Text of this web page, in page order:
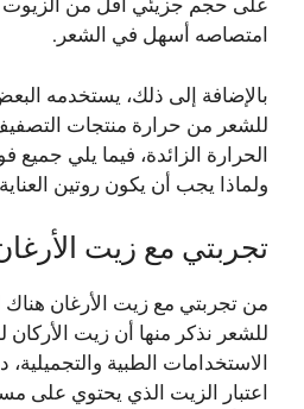
على حجم جزيئي أقل من الزيوت
امتصاصه أسهل في الشعر.
بالإضافة إلى ذلك، يستخدمه
للشعر من حرارة منتجات
الحرارة الزائدة، فيما يلي جميع
ولماذا يجب أن يكون روتين
تجربتي مع زيت
من تجربتي مع زيت الأرغان هناك
للشعر نذكر منها أن زيت الأركان
الاستخدامات الطبية
اعتبار الزيت الذي يحتوي على